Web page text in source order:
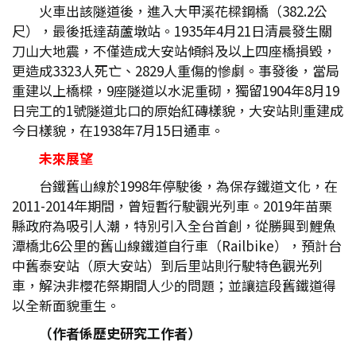
火車出該隧道後，進入大甲溪花樑鋼橋（382.2公
尺），最後抵達葫蘆墩站。1935年4月21日清晨發生關
刀山大地震，不僅造成大安站傾斜及以上四座橋損毀，
更造成3323人死亡、2829人重傷的慘劇。事發後，當局
重建以上橋樑，9座隧道以水泥重砌，獨留1904年8月19
日完工的1號隧道北口的原始紅磚樣貌，大安站則重建成
今日樣貌，在1938年7月15日通車。
未來展望
台鐵舊山線於1998年停駛後，為保存鐵道文化，在
2011-2014年期間，曾短暫行駛觀光列車。2019年苗栗
縣政府為吸引人潮，特別引入全台首創，從勝興到鯉魚
潭橋北6公里的舊山線鐵道自行車（Railbike），預計台
中舊泰安站（原大安站）到后里站則行駛特色觀光列
車，解決非櫻花祭期間人少的問題；並讓這段舊鐵道得
以全新面貌重生。
（作者係歷史研究工作者）